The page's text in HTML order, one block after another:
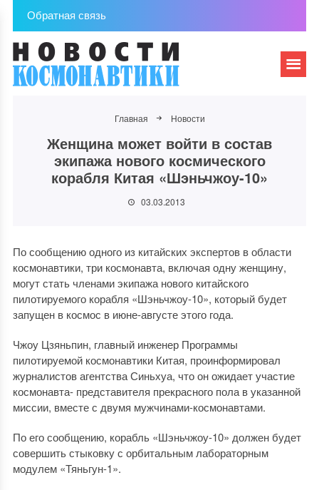
Обратная связь
Главная Новости
Женщина может войти в состав
экипажа нового космического
корабля Китая «Шэньчжоу-10»
03.03.2013
По сообщению одного из китайских экспертов в области
космонавтики, три космонавта, включая одну женщину,
могут стать членами экипажа нового китайского
пилотируемого корабля «Шэньчжоу-10», который будет
запущен в космос в июне-августе этого года.
Чжоу Цзяньпин, главный инженер Программы
пилотируемой космонавтики Китая, проинформировал
журналистов агентства Синьхуа, что он ожидает участие
космонавта- представителя прекрасного пола в указанной
миссии, вместе с двумя мужчинами-космонавтами.
По его сообщению, корабль «Шэньчжоу-10» должен будет
совершить стыковку с орбитальным лабораторным
модулем «Тяньгун-1».